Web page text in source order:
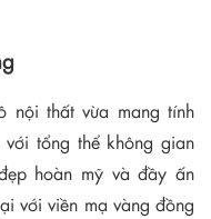
nội thất vừa mang tính
tổng thể không gian
hoàn mỹ và đầy ấn
với viền mạ vàng đồng